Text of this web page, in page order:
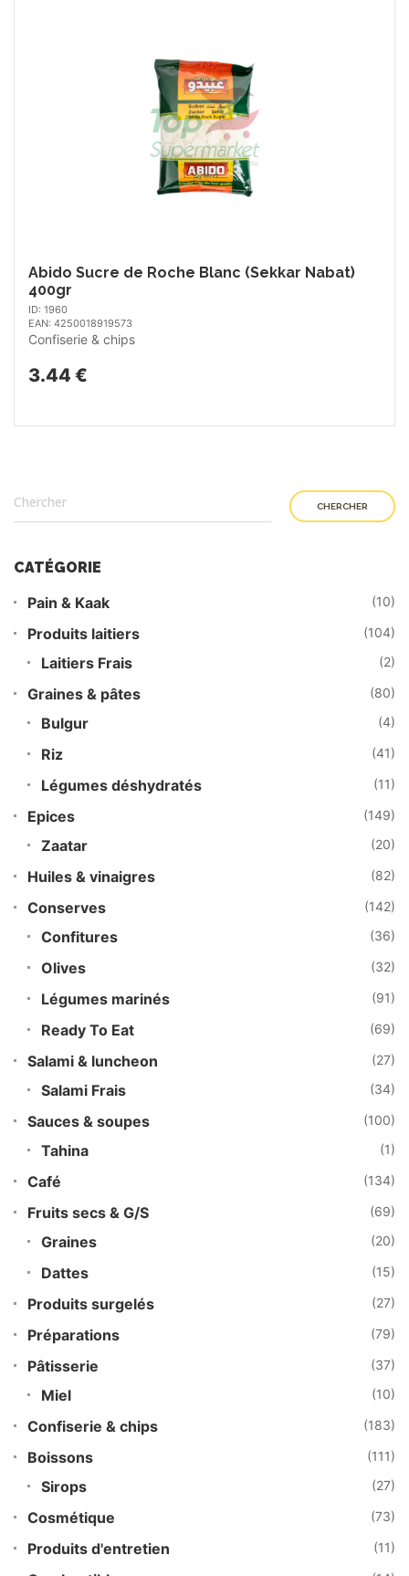
Abido Sucre de Roche Blanc (Sekkar Nabat)
400gr
ID: 1960
EAN: 4250018919573
Confiserie & chips
3.44 €
CHERCHER
CATÉGORIE
Pain & Kaak (10)
Produits laitiers (104)
Laitiers Frais (2)
Graines & pâtes (80)
Bulgur (4)
Riz (41)
Légumes déshydratés (11)
Epices (149)
Zaatar (20)
Huiles & vinaigres (82)
Conserves (142)
Confitures (36)
Olives (32)
Légumes marinés (91)
Ready To Eat (69)
Salami & luncheon (27)
Salami Frais (34)
Sauces & soupes (100)
Tahina (1)
Café (134)
Fruits secs & G/S (69)
Graines (20)
Dattes (15)
Produits surgelés (27)
Préparations (79)
Pâtisserie (37)
Miel (10)
Confiserie & chips (183)
Boissons (111)
Sirops (27)
Cosmétique (73)
Produits d'entretien (11)